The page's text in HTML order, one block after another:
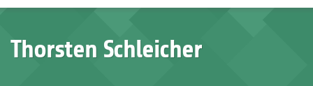
Thorsten Schleicher